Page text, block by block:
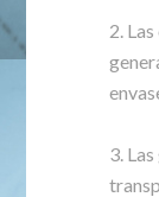
2.
3.